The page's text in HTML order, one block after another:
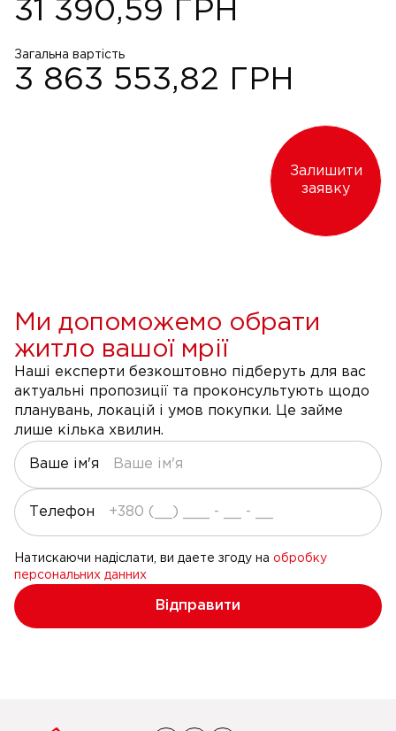
31 390,59 ГРН
Загальна вартість
3 863 553,82 ГРН
Залишити
заявку
Ми допоможемо обрати
житло вашої мрії
Наші експерти безкоштовно підберуть для вас
актуальні пропозиції та проконсультують щодо
планувань, локацій і умов покупки. Це займе
лише кілька хвилин.
Ваше ім'я
Телефон
Натискаючи надіслати, ви даете згоду на обробку
персональних данних
Відправити